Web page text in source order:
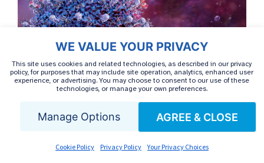
WE VALUE YOUR PRIVACY
This site uses cookies and related technologies, as described in our privacy
policy, for purposes that may include site operation, analytics, enhanced user
experience, or advertising. You may choose to consent to our use of these
technologies, or manage your own preferences.
Manage Options AGREE & CLOSE
Cookie Policy Privacy Policy Your Privacy Choices
IVIG
IVIG Cho Hội Chứng Hậu COVID:
Những Phát Hiện Ban Đầu Cho